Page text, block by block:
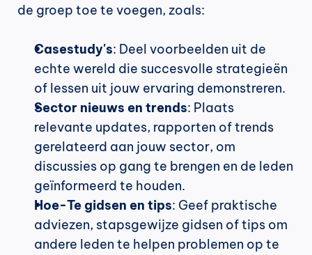
de groep toe te voegen, zoals:
Casestudy's: Deel voorbeelden uit de
echte wereld die succesvolle strategieën
of lessen uit jouw ervaring demonstreren.
Sector nieuws en trends: Plaats
relevante updates, rapporten of trends
gerelateerd aan jouw sector, om
discussies op gang te brengen en de leden
geïnformeerd te houden.
Hoe-Te gidsen en tips: Geef praktische
adviezen, stapsgewijze gidsen of tips om
andere leden te helpen problemen op te